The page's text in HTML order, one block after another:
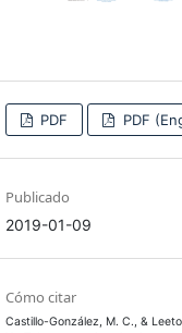
PDF PDF
Publicado
2019-01-09
Cómo citar
Castillo-González, M. C., &